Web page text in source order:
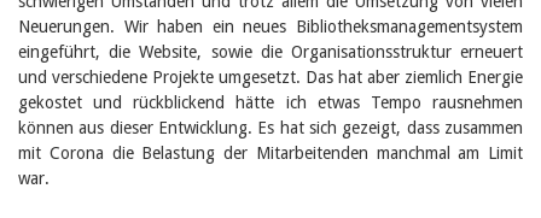
Juni 2026
März 2026
Dezember 2025
November 2025
September 2025
Juli 2025
Juni 2025
März 2025
Neuerungen. Wir haben ein neues Bibliotheksmanagementsystem
eingeführt, die Website, sowie die Organisationsstruktur erneuert
und verschiedene Projekte umgesetzt. Das hat aber ziemlich Energie
gekostet und rückblickend hätte ich etwas Tempo rausnehmen
können aus dieser Entwicklung. Es hat sich gezeigt, dass zusammen
mit Corona die Belastung der Mitarbeitenden manchmal am Limit
war.